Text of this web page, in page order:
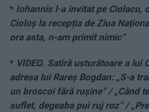
* Iohannis l-a invitat pe Ciolacu,
Cioloș la recepția de Ziua
ora asta, n-am primit nimic“
* VIDEO. Satiră usturătoare a lui
adresa lui Rareș Bogdan: „S-a
un broscoi fără rușine” / „Când
suflet, degeaba pui ruj roz” /